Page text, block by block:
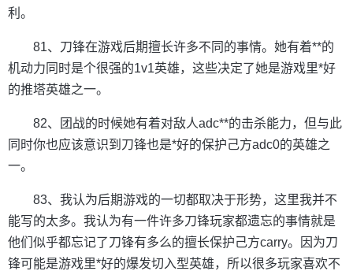
利。
81、刀锋在游戏后期擅长许多不同的事情。她有着**的
机动力同时是个很强的1v1英雄，这些决定了她是游戏里*好
的推塔英雄之一。
82、团战的时候她有着对敌人adc**的击杀能力，但与此
同时你也应该意识到刀锋也是*好的保护己方adc0的英雄之
一。
83、我认为后期游戏的一切都取决于形势，这里我并不
能写的太多。我认为有一件许多刀锋玩家都遗忘的事情就是
他们似乎都忘记了刀锋有多么的擅长保护己方carry。因为刀
锋可能是游戏里*好的爆发切入型英雄，所以很多玩家喜欢不